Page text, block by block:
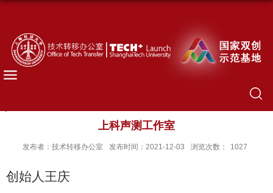
上科声测工作室
发布者：技术转移办公室 发布时间：2021-12-03 浏览次数： 1027
创始人 王庆